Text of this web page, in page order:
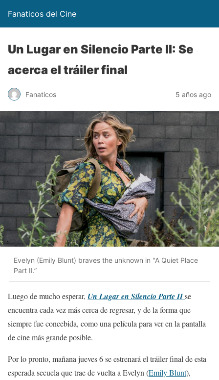
Fanaticos del Cine
Un Lugar en Silencio Parte II: Se
acerca el tráiler final
Fanaticos 5 años ago
Evelyn (Emily Blunt) braves the unknown in "A Quiet Place
Part II.”
Luego de mucho esperar, Un Lugar en Silencio Parte IIse
encuentra cada vez más cerca de regresar, y de la forma que
siempre fue concebida, como una película para ver en la pantalla
de cine más grande posible.
Por lo pronto, mañana jueves 6 se estrenará el tráiler final de esta
esperada secuela que trae de vuelta a Evelyn (Emily Blunt),